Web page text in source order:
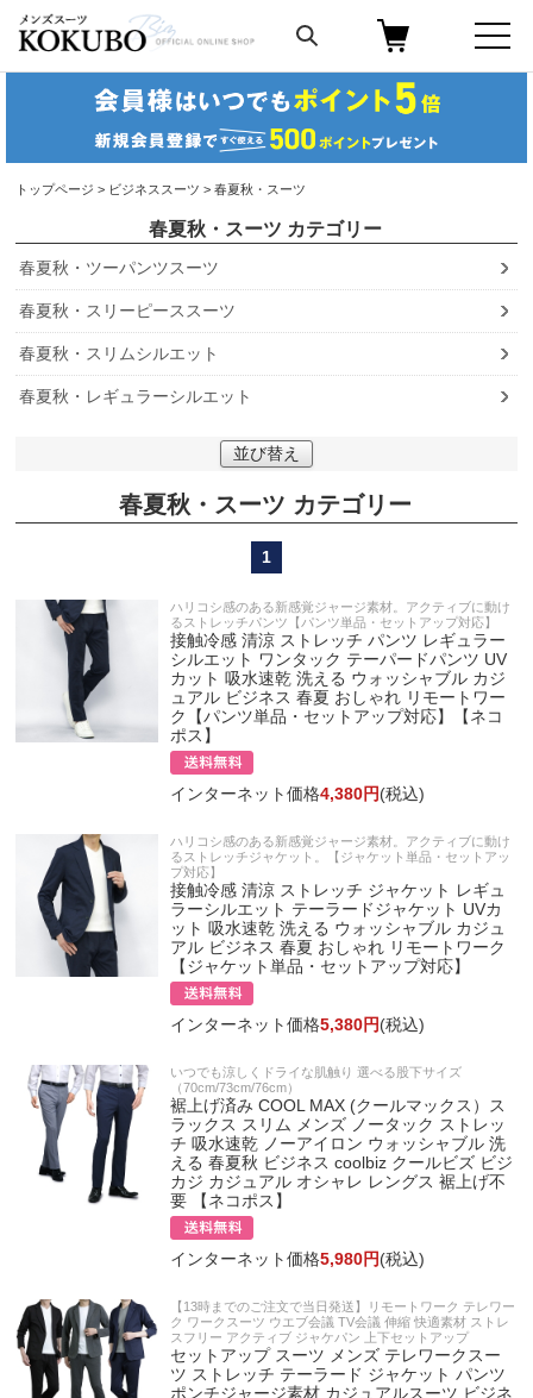
トップページ > ビジネススーツ > 春夏秋・スーツ
春夏秋・スーツ
春夏秋・ツーパンツスーツ
春夏秋・スリーピーススーツ
春夏秋・スリムシルエット
春夏秋・レギュラーシルエット
並び替え
春夏秋・スーツ
1
ハリコシ感のある新感覚ジャージ素材。アクティブに動け
るストレッチパンツ【パンツ単品・セットアップ対応】
接触冷感 清涼 ストレッチ パンツ レギュラー
シルエット ワンタック テーパードパンツ UV
カット 吸水速乾 洗える ウォッシャブル カジ
ュアル ビジネス 春夏 おしゃれ リモートワー
ク【パンツ単品・セットアップ対応】【ネコ
ポス】
インターネット価格4,380円(税込)
ハリコシ感のある新感覚ジャージ素材。アクティブに動け
るストレッチジャケット。【ジャケット単品・セットアッ
プ対応】
接触冷感 清涼 ストレッチ ジャケット レギュ
ラーシルエット テーラードジャケット UVカ
ット 吸水速乾 洗える ウォッシャブル カジュ
アル ビジネス 春夏 おしゃれ リモートワーク
【ジャケット単品・セットアップ対応】
インターネット価格5,380円(税込)
いつでも涼しくドライな肌触り 選べる股下サイズ
（70cm/73cm/76cm）
裾上げ済み COOL MAX (クールマックス）ス
ラックス スリム メンズ ノータック ストレッ
チ 吸水速乾 ノーアイロン ウォッシャブル 洗
える 春夏秋 ビジネス coolbiz クールビズ ビジ
カジ カジュアル オシャレ レングス 裾上げ不
要 【ネコポス】
インターネット価格5,980円(税込)
【13時までのご注文で当日発送】リモートワーク テレワー
ク ワークスーツ ウエブ会議 TV会議 伸縮 快適素材 ストレ
スフリー アクティブ ジャケパン 上下セットアップ
セットアップ スーツ メンズ テレワークスー
ツ ストレッチ テーラード ジャケット パンツ
ポンチジャージ素材 カジュアルスーツ ビジネ